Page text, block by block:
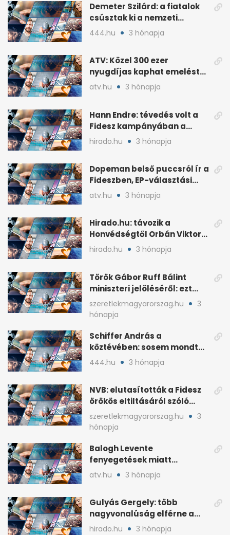
Demeter Szilárd: a fiatalok
csúsztak ki a nemzeti
kultúrából
444.hu 3 hónapja
ATV: Közel 300 ezer
nyugdíjas kaphat emelést
idén a Tisza terve szerint
atv.hu 3 hónapja
Hann Endre: tévedés volt a
Fidesz kampányában a
háborús veszély
hirado.hu 3 hónapja
Dopeman belső puccsról ír a
Fideszben, EP-választási
árral
atv.hu 3 hónapja
Hirado.hu: távozik a
Honvédségtől Orbán Viktor
fia, Orbán Gáspár
hirado.hu 3 hónapja
Török Gábor Ruff Bálint
miniszteri jelöléséről: ezt
írta a posztjában
szeretlekmagyarorszag.hu
3
hónapja
Schiffer András a
köztévében: sosem mondta,
ki fog nyerni
444.hu 3 hónapja
NVB: elutasították a Fidesz
örökös eltiltásáról szóló
népszavazást
szeretlekmagyarorszag.hu
3
hónapja
Balogh Levente
fenyegetések miatt
lemondta erdélyi előadás-
atv.hu 3 hónapja
Gulyás Gergely: több
nagyvonalúság elférne a
kétharmados győztesekben
hirado.hu 3 hónapja